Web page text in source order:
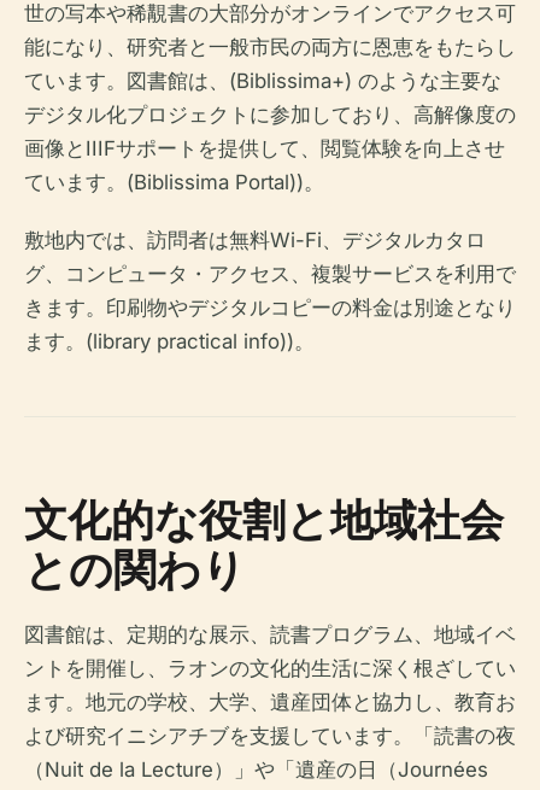
世の写本や稀覯書の大部分がオンラインでアクセス可
能になり、研究者と一般市民の両方に恩恵をもたらし
ています。図書館は、(Biblissima+) のような主要な
デジタル化プロジェクトに参加しており、高解像度の
画像とIIIFサポートを提供して、閲覧体験を向上させ
ています。(Biblissima Portal))。
敷地内では、訪問者は無料Wi-Fi、デジタルカタロ
グ、コンピュータ・アクセス、複製サービスを利用で
きます。印刷物やデジタルコピーの料金は別途となり
ます。(library practical info))。
文化的な役割と地域社会
との関わり
図書館は、定期的な展示、読書プログラム、地域イベ
ントを開催し、ラオンの文化的生活に深く根ざしてい
ます。地元の学校、大学、遺産団体と協力し、教育お
よび研究イニシアチブを支援しています。「読書の夜
（Nuit de la Lecture）」や「遺産の日（Journées